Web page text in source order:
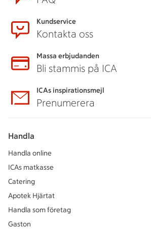
Kundservice
Kontakta oss
Massa erbjudanden
Bli stammis på ICA
ICAs inspirationsmejl
Prenumerera
Handla
Handla online
ICAs matkasse
Catering
Apotek Hjärtat
Handla som företag
Gaston